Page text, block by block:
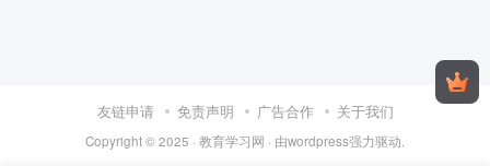
友链申请 免责声明 广告合作 关于我们
Copyright © 2025 · 教育学习网 · 由wordpress强力驱动.